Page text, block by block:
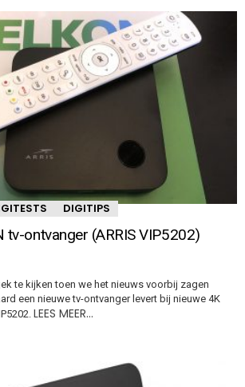
DIGITIPS
tv-ontvanger (ARRIS VIP5202)
te kijken toen we het nieuws voorbij zagen
een nieuwe tv-ontvanger levert bij nieuwe 4K
LEES MEER…